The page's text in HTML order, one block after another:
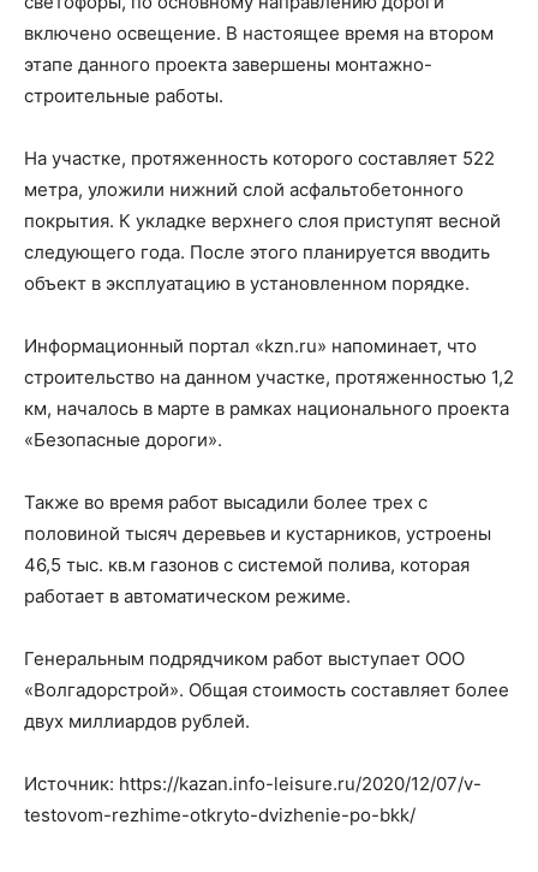
включено освещение. В настоящее время на втором
этапе данного проекта завершены монтажно-
строительные работы.
На участке, протяженность которого составляет 522
метра, уложили нижний слой асфальтобетонного
покрытия. К укладке верхнего слоя приступят весной
следующего года. После этого планируется вводить
объект в эксплуатацию в установленном порядке.
Информационный портал «kzn.ru» напоминает, что
строительство на данном участке, протяженностью 1,2
км, началось в марте в рамках национального проекта
«Безопасные дороги».
Также во время работ высадили более трех с
половиной тысяч деревьев и кустарников, устроены
46,5 тыс. кв.м газонов с системой полива, которая
работает в автоматическом режиме.
Генеральным подрядчиком работ выступает ООО
«Волгадорстрой». Общая стоимость составляет более
двух миллиардов рублей.
Источник: https://kazan.info-leisure.ru/2020/12/07/v-
testovom-rezhime-otkryto-dvizhenie-po-bkk/